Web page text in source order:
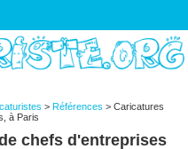
> Références > Caricatures
à Paris
chefs d'entreprises